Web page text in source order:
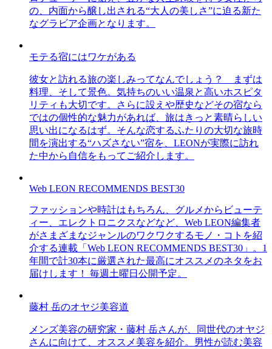
の、内面から醸し出される“大人の美しさ”に迫る新た
なグラビア企画となります。
モテる宿にはワケがある
彼女と訪れる旅の楽しみってなんでしょう？ まずは
料理、そして景色。気持ちのいい温泉と高いホスピタ
リティも大切です。さらに設えや歴史などその宿なら
ではの個性的な魅力があれば、旅はきっと素晴らしい
思い出になるはず。そんな恋するふたりの大切な旅時
間を演出する“ハズさない”宿を、LEONが実際に訪れ
た中から自信をもってご紹介します。
Web LEON RECOMMENDS BEST30
ファッションや時計はもちろん、グルメからビューテ
ィー、エレクトロニクスなどなど、Web LEON編集者
がさまざまなジャンルのワクワクするモノ・コトを紹
介する連載「Web LEON RECOMMENDS BEST30」。1
年間で計30本に厳選された最高にオススメのネタをお
届けします！ 毎週土曜日公開予定。
藤村 岳のオヤジ美容道
メンズ美容の研究家・藤村 岳さんが、同世代のオヤジ
さんに向けて、オススメ美容を紹介。男性が読む美容